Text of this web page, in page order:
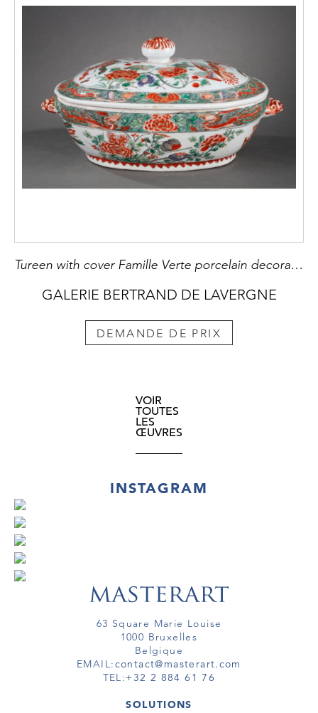
Tureen with cover Famille Verte porcelain decorated with Phoenix and flowers
GALERIE BERTRAND DE LAVERGNE
DEMANDE DE PRIX
VOIR
TOUTES
LES
ŒUVRES
INSTAGRAM
63 Square Marie Louise
1000 Bruxelles
Belgique
EMAIL:contact@masterart.com
TEL:+32 2 884 61 76
SOLUTIONS